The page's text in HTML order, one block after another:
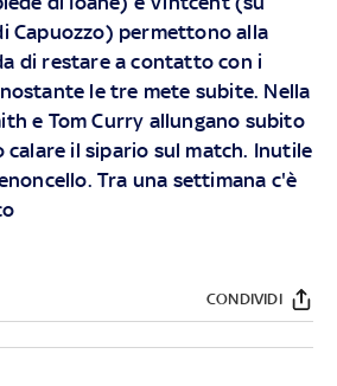
Capuozzo) permettono alla
di restare a contatto con i
le tre mete subite. Nella
e Tom Curry allungano subito
calare il sipario sul match. Inutile
Tra una settimana c'è
CONDIVIDI